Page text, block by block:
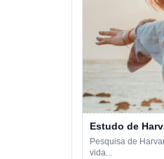
Estudo de
Pesquisa de
vida...